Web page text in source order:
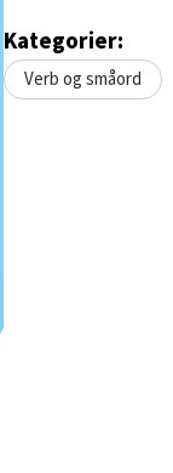
Kategorier:
Verb og småord